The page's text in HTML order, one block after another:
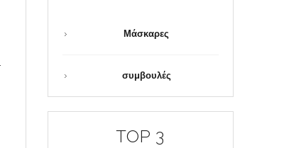
Μάσκαρες
συμβουλές
TOP 3